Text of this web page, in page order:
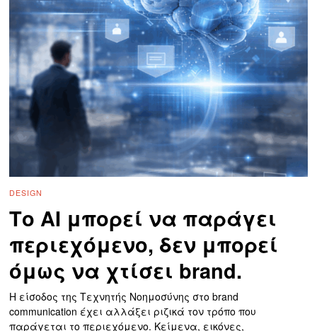
DESIGN
Το AI μπορεί να παράγει
περιεχόμενο, δεν μπορεί
όμως να χτίσει brand.
Η είσοδος της Τεχνητής Νοημοσύνης στο brand
communication έχει αλλάξει ριζικά τον τρόπο που
παράγεται το περιεχόμενο. Κείμενα, εικόνες,